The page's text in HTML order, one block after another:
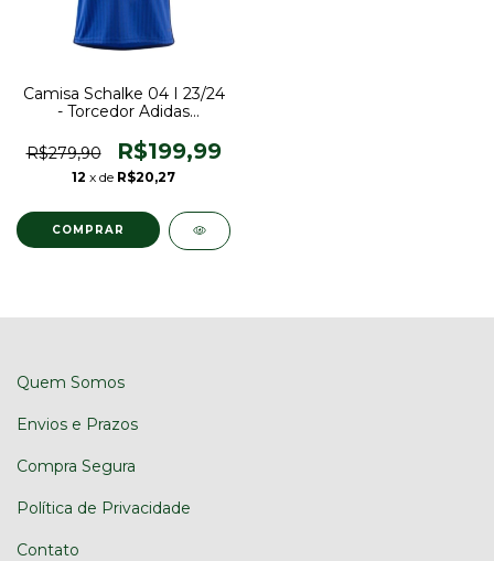
Camisa Schalke 04 I 23/24
- Torcedor Adidas
R$279,90
R$199,99
12 x de R$20,27
COMPRAR
Quem Somos
Envios e Prazos
Compra Segura
Política de Privacidade
Contato